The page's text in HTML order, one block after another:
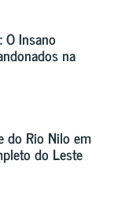
O Insano
na
do Rio Nilo em
do Leste